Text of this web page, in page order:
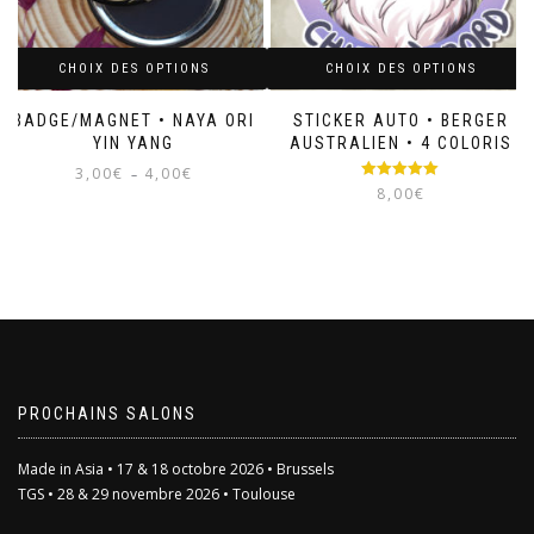
être
sur
la
page
du
produit
choisies
sur
la
produit
BADGE/MAGNET • NAYA ORI
YIN YANG
3,00€ – 4,00€
CHOIX DES OPTIONS
choisies
sur
page
du
STICKER AUTO • BERGER
AUSTRALIEN • 4 COLORIS
Note 5.00
sur 5
8,00€
CHOIX DES OPTIONS
PROCHAINS SALONS
Made in Asia • 17 & 18 octobre 2026 • Brussels
TGS • 28 & 29 novembre 2026 • Toulouse